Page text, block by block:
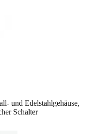
und Edelstahlgehäuse,
Schalter